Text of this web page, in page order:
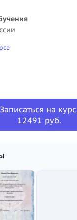
Записаться на курс
12491 руб.